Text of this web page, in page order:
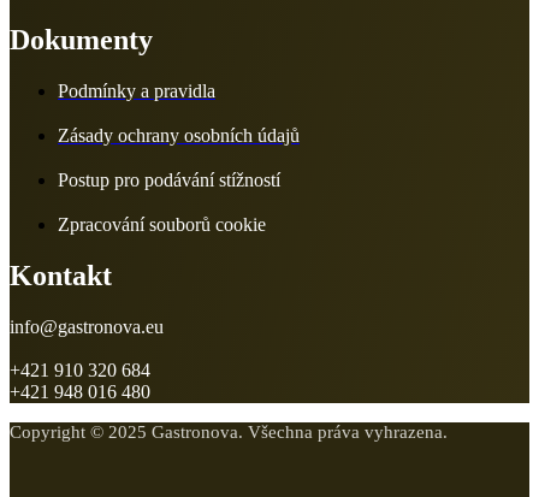
Dokumenty
Podmínky a pravidla
Zásady ochrany osobních údajů
Postup pro podávání stížností
Zpracování souborů cookie
Kontakt
info@gastronova.eu
+421 910 320 684
+421 948 016 480
Copyright © 2025 Gastronova. Všechna práva vyhrazena.